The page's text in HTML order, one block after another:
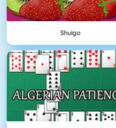
Shuigo